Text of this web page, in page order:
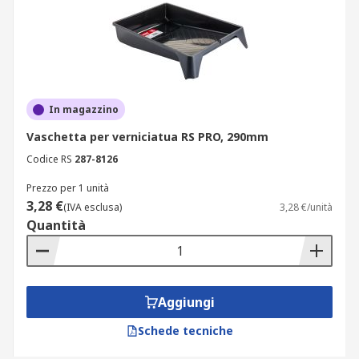
impeccabile, per risultati sempre eccellenti.
In magazzino
Vaschetta per verniciatua RS PRO, 290mm
Codice RS 287-8126
Prezzo per 1 unità
3,28 €(IVA esclusa) 3,28 €/unità
Quantità
Aggiungi
Schede tecniche